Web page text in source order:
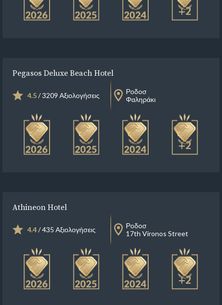
+2
Pegasos Deluxe Beach Hotel
4.5/ 3209 Αξιολογήσεις
Ροδοσ
Φαληράκι
+2
Athineon Hotel
4.4/ 435 Αξιολογήσεις
Ροδοσ
17th Vironos Street
+2